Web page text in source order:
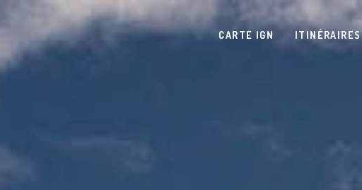
CARTE IGN ITINÉRAIRES